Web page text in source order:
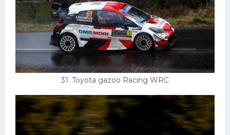
31. Toyota gazoo Racing WRC